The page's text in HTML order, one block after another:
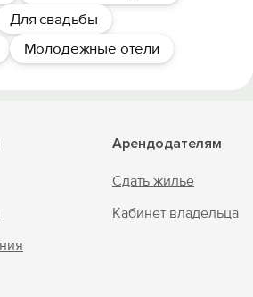
Для свадьбы
Молодежные отели
Арендодателям
Сдать жильё
Кабинет владельца